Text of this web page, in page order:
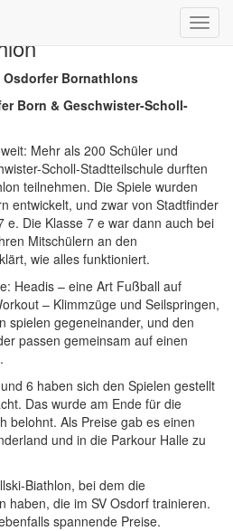
Osdorfer Bornathlons
Born & Geschwister-Scholl-
Mehr als 200 Schüler und
Scholl-Stadtteilschule durften
teilnehmen. Die Spiele wurden
entwickelt, und zwar von Stadtfinder
e. Die Klasse 7 e war dann auch bei
Mitschülern an den
wie alles funktioniert.
Headis – eine Art Fußball auf
– Klimmzüge und Seilspringen,
spielen gegeneinander, und den
passen gemeinsam auf einen
6 haben sich den Spielen gestellt
Das wurde am Ende für die
belohnt. Als Preise gab es einen
und in die Parkour Halle zu
Biathlon, bei dem die
haben, die im SV Osdorf trainieren.
spannende Preise.